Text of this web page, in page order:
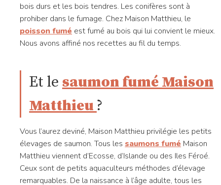
bois durs et les bois tendres. Les conifères sont à
prohiber dans le fumage. Chez Maison Matthieu, le
poisson fumé est fumé au bois qui lui convient le mieux.
Nous avons affiné nos recettes au fil du temps.
Et le saumon fumé Maison
Matthieu ?
Vous l’aurez deviné, Maison Matthieu privilégie les petits
élevages de saumon. Tous les saumons fumé Maison
Matthieu viennent d’Ecosse, d’Islande ou des Iles Féroé.
Ceux sont de petits aquaculteurs méthodes d’élevage
remarquables. De la naissance à l’âge adulte, tous les